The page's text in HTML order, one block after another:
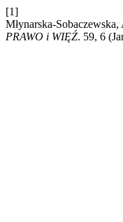
[1]
Młynarska-
PRAWO i WIĘŹ. 59, 6